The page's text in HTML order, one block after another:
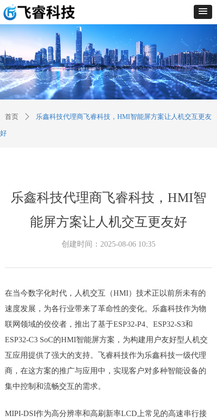
首页 ꄲ 乐鑫科技代理商飞睿科技，HMI智能屏方案让人机交互更友
好
乐鑫科技代理商飞睿科技，HMI智
能屏方案让人机交互更友好
创建时间： 2025-08-06 10:35
在当今数字化时代，人机交互（HMI）技术正以前所未有的
速度发展，为各行业带来了革命性的变化。乐鑫科技作为物
联网领域的佼佼者，推出了基于ESP32-P4、ESP32-S3和
ESP32-C3 SoC的HMI智能屏方案，为构建用户友好型人机交
互应用提供了强大的支持。​飞睿科技作为乐鑫科技一级代理
商，在这方案的推广与应用中，实现客户对多种智能设备的
集中控制和流畅交互的需求。
MIPI-DSI作为高分辨率和高刷新率LCD上常见的高速串行接